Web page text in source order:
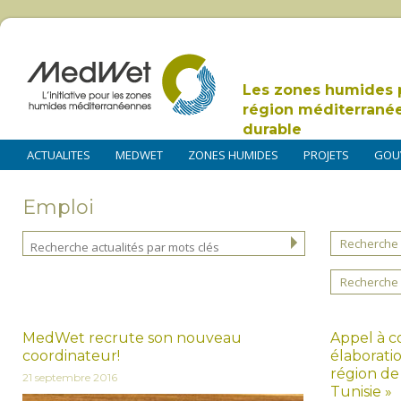
Les zones humides
région
durable
ACTUALITES MEDWET ZONES HUMIDES PROJETS
Emploi
MedWet recrute son nouveau
coordinateur!
21 septembre 2016
Appel à
région
Tunisie »